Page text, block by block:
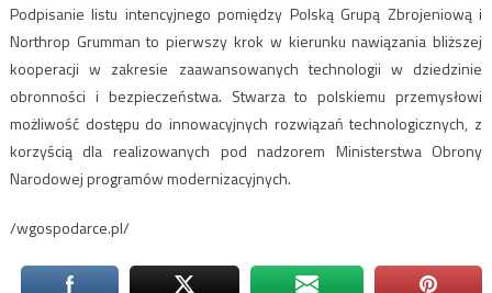
Podpisanie listu intencyjnego pomiędzy Polską Grupą Zbrojeniową i
Northrop Grumman to pierwszy krok w kierunku nawiązania bliższej
kooperacji w zakresie zaawansowanych technologii w dziedzinie
obronności i bezpieczeństwa. Stwarza to polskiemu przemysłowi
możliwość dostępu do innowacyjnych rozwiązań technologicznych, z
korzyścią dla realizowanych pod nadzorem Ministerstwa Obrony
Narodowej programów modernizacyjnych.
/wgospodarce.pl/